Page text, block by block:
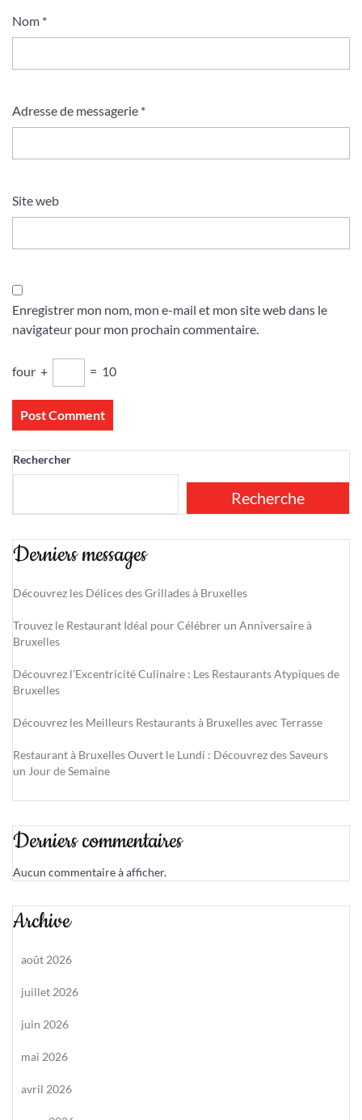
Nom *
Adresse de messagerie *
Site web
Enregistrer mon nom, mon e-mail et mon site web dans le
navigateur pour mon prochain commentaire.
four + = 10
Rechercher
Recherche
Derniers messages
Découvrez les Délices des Grillades à Bruxelles
Trouvez le Restaurant Idéal pour Célébrer un Anniversaire à
Bruxelles
Découvrez l’Excentricité Culinaire : Les Restaurants Atypiques de
Bruxelles
Découvrez les Meilleurs Restaurants à Bruxelles avec Terrasse
Restaurant à Bruxelles Ouvert le Lundi : Découvrez des Saveurs
un Jour de Semaine
Derniers commentaires
Aucun commentaire à afficher.
Archive
août 2026
juillet 2026
juin 2026
mai 2026
avril 2026